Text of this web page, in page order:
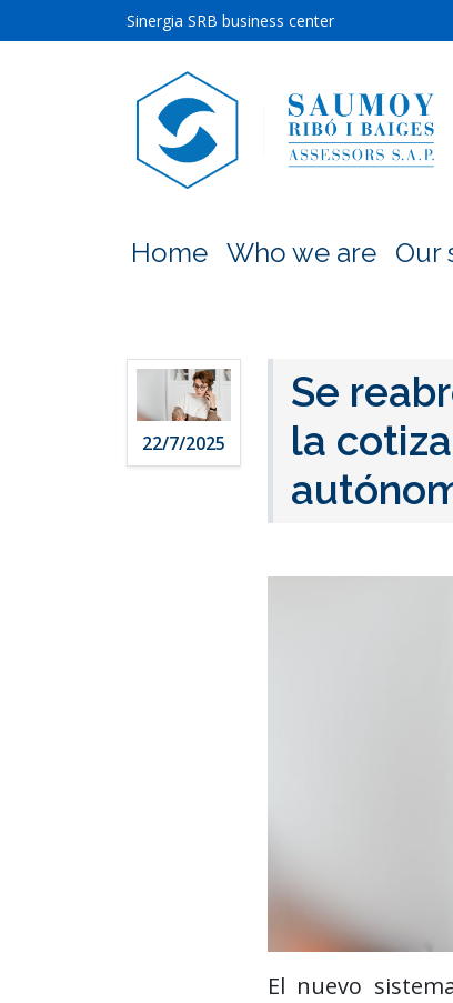
Sinergia SRB business center
Home Who we are Our
22/7/2025
Se
la
El nuevo